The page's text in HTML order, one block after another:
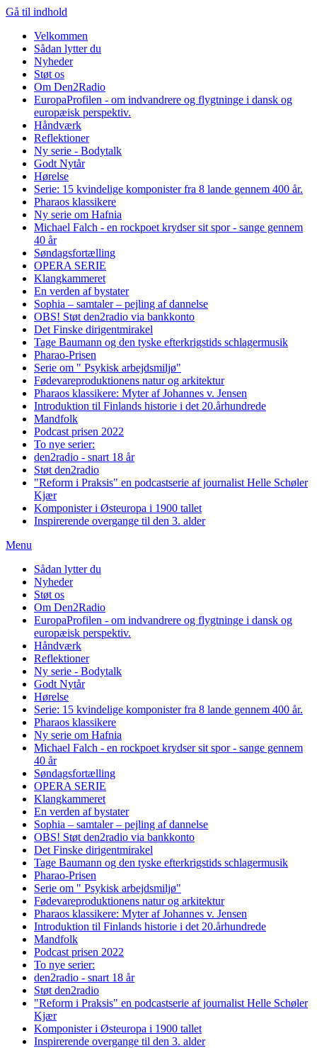
Gå til indhold
Velkommen
Sådan lytter du
Nyheder
Støt os
Om Den2Radio
EuropaProfilen - om indvandrere og flygtninge i dansk og
europæisk perspektiv.
Håndværk
Reflektioner
Ny serie - Bodytalk
Godt Nytår
Hørelse
Serie: 15 kvindelige komponister fra 8 lande gennem 400 år.
Pharaos klassikere
Ny serie om Hafnia
Michael Falch - en rockpoet krydser sit spor - sange gennem
40 år
Søndagsfortælling
OPERA SERIE
Klangkammeret
En verden af bystater
Sophia – samtaler – pejling af dannelse
OBS! Støt den2radio via bankkonto
Det Finske dirigentmirakel
Tage Baumann og den tyske efterkrigstids schlagermusik
Pharao-Prisen
Serie om " Psykisk arbejdsmiljø"
Fødevareproduktionens natur og arkitektur
Pharaos klassikere: Myter af Johannes v. Jensen
Introduktion til Finlands historie i det 20.århundrede
Mandfolk
Podcast prisen 2022
To nye serier:
den2radio - snart 18 år
Støt den2radio
"Reform i Praksis" en podcastserie af journalist Helle Schøler
Kjær
Komponister i Østeuropa i 1900 tallet
Inspirerende overgange til den 3. alder
Menu
Sådan lytter du
Nyheder
Støt os
Om Den2Radio
EuropaProfilen - om indvandrere og flygtninge i dansk og
europæisk perspektiv.
Håndværk
Reflektioner
Ny serie - Bodytalk
Godt Nytår
Hørelse
Serie: 15 kvindelige komponister fra 8 lande gennem 400 år.
Pharaos klassikere
Ny serie om Hafnia
Michael Falch - en rockpoet krydser sit spor - sange gennem
40 år
Søndagsfortælling
OPERA SERIE
Klangkammeret
En verden af bystater
Sophia – samtaler – pejling af dannelse
OBS! Støt den2radio via bankkonto
Det Finske dirigentmirakel
Tage Baumann og den tyske efterkrigstids schlagermusik
Pharao-Prisen
Serie om " Psykisk arbejdsmiljø"
Fødevareproduktionens natur og arkitektur
Pharaos klassikere: Myter af Johannes v. Jensen
Introduktion til Finlands historie i det 20.århundrede
Mandfolk
Podcast prisen 2022
To nye serier:
den2radio - snart 18 år
Støt den2radio
"Reform i Praksis" en podcastserie af journalist Helle Schøler
Kjær
Komponister i Østeuropa i 1900 tallet
Inspirerende overgange til den 3. alder